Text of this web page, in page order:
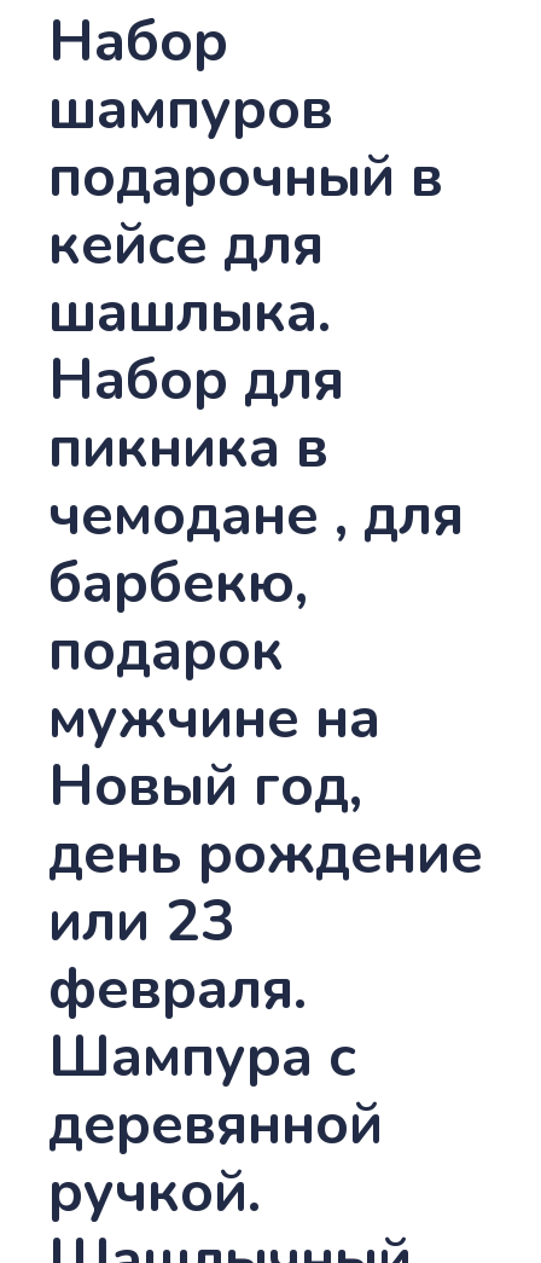
Набор
шампуров
подарочный в
кейсе для
шашлыка.
Набор для
пикника в
чемодане , для
барбекю,
подарок
мужчине на
Новый год,
день рождение
или 23
февраля.
Шампура с
деревянной
ручкой.